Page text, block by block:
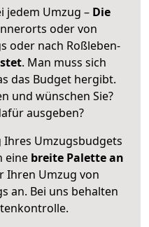
jedem Umzug – Die
oder von
oder nach Roßleben-
. Man muss sich
das Budget hergibt.
und wünschen Sie?
ausgeben?
Umzugsbudgets
eine breite Palette an
Ihren Umzug von
an. Bei uns behalten